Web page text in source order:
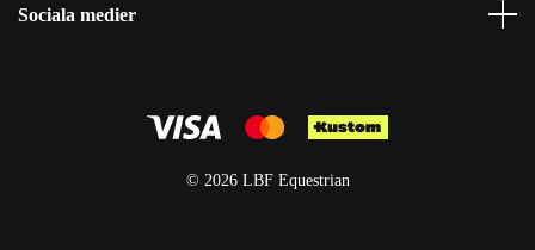
Sociala medier
© 2026 LBF Equestrian